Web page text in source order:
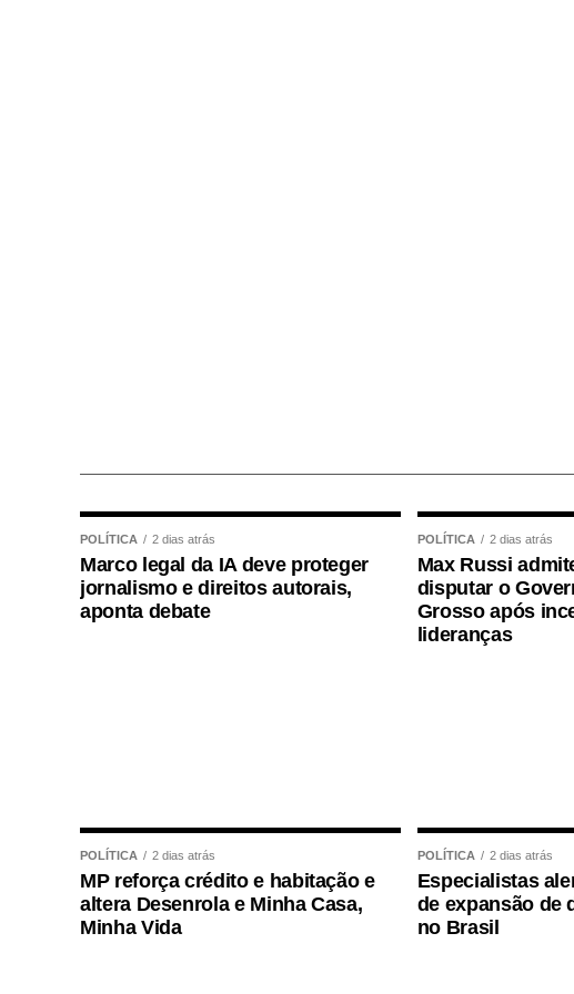
POLÍTICA 2 dias atrás
Marco legal da IA deve proteger
jornalismo e direitos autorais,
aponta debate
POLÍTICA 2 dias atrás
Max Russi
disputar o
Grosso após
lideranças
POLÍTICA 2 dias atrás
MP reforça crédito e habitação e
altera Desenrola e Minha Casa,
Minha Vida
POLÍTICA 2 dias atrás
Especialistas
de expansão de
no Brasil